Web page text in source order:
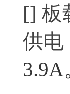
[] 板
供电
3.9A